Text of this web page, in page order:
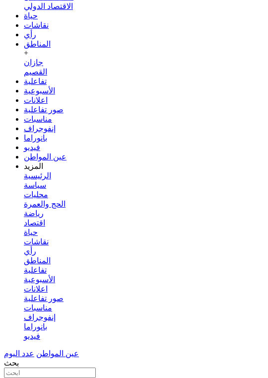
الاقتصاد الدولي
حياة
نقاشات
رأي
المناطق
+
جازان
القصيم
تفاعلية
الأسبوعية
اعلانات
صور تفاعلية
مناسبات
إنفوجراف
بانوراما
فيديو
عين المواطن
المزيد
الرئيسية
سياسة
محليات
الحج والعمرة
رياضة
اقتصاد
حياة
نقاشات
رأي
المناطق
تفاعلية
الأسبوعية
اعلانات
صور تفاعلية
مناسبات
إنفوجراف
بانوراما
فيديو
عين المواطن عدد اليوم
بحث